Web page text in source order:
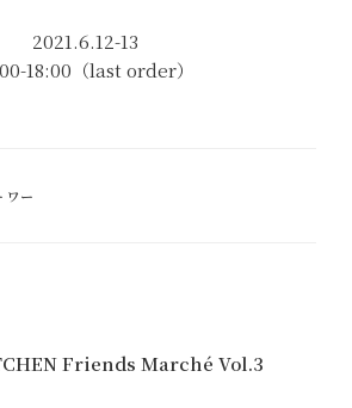
2021.6.12-13
18:00（last order）
ワー
Friends Marché Vol.3